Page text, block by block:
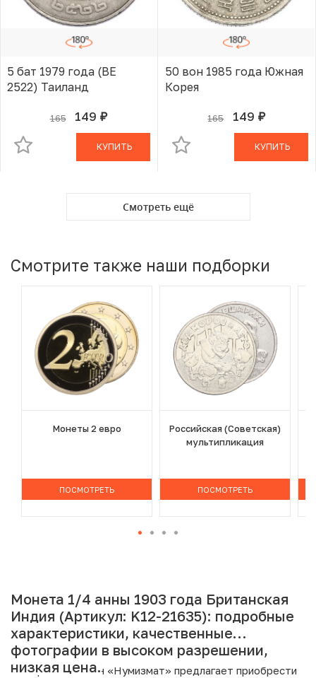
5 бат 1979 года (BE
2522) Таиланд
165 149 руб.
В КОРЗИНЕ
КУПИТЬ
50 вон 1985 года Южная
Корея
165 149 руб.
В КОРЗИНЕ
КУПИТЬ
Смотреть ещё
Смотрите также наши подборки
Монеты 2 евро
ПОСМОТРЕТЬ
Российская (Советская)
мультипликация
ПОСМОТРЕТЬ
Монета 1/4 анны 1903 года Британская
Индия (Артикул: K12-21635): подробные
характеристики, качественные
фотографии в высоком разрешении,
низкая цена.
Интернет магазин «Нумизмат» предлагает приобрести